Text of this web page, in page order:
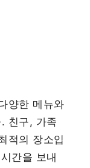
양한 메뉴와
친구, 가족
적의 장소입
간을 보내